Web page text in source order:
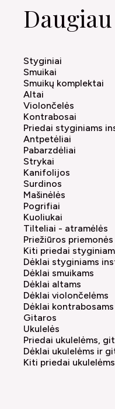
Styginiai
Smuikai
Smuikų komplektai
Altai
Violončelės
Kontrabosai
Priedai styginiams
Antpetėliai
Pabarzdėliai
Strykai
Kanifolijos
Surdinos
Mašinėlės
Pogrifiai
Kuoliukai
Tilteliai - atramėlės
Priežiūros priemonės
Kiti priedai
Dėklai styginiams
Dėklai smuikams
Dėklai altams
Dėklai violončelėms
Dėklai kontrabosams
Gitaros
Ukulelės
Priedai ukulelėms,
Dėklai ukulelėms ir
Kiti priedai